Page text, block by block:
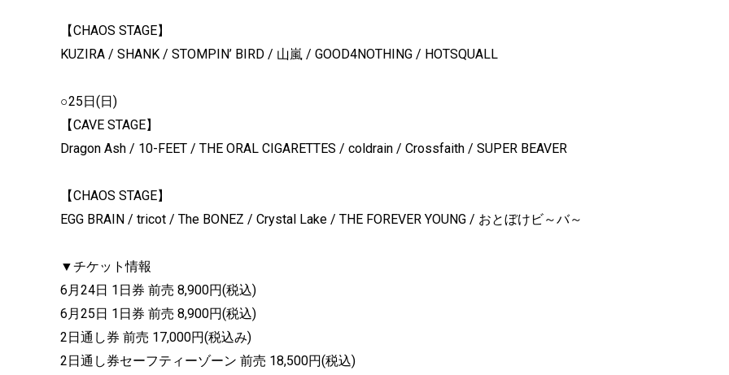
【CHAOS STAGE】
KUZIRA / SHANK / STOMPIN’ BIRD / 山嵐 / GOOD4NOTHING / HOTSQUALL
○25日(日)
【CAVE STAGE】
Dragon Ash / 10-FEET / THE ORAL CIGARETTES / coldrain / Crossfaith / SUPER BEAVER
【CHAOS STAGE】
EGG BRAIN / tricot / The BONEZ / Crystal Lake / THE FOREVER YOUNG / おとぼけビ～バ～
▼チケット情報
6月24日 1日券 前売 8,900円(税込)
6月25日 1日券 前売 8,900円(税込)
2日通し券 前売 17,000円(税込み)
2日通し券セーフティーゾーン 前売 18,500円(税込)